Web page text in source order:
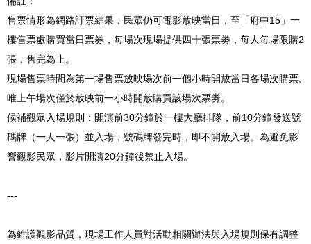
售票情形為網路訂票結果，民眾仍可電影放映當日，至「府中15」一
樓售票處購買當日票券，每場次現場提供四十張票劵，每人每場限購2
張，售完為止。
現場售票時間為第一場售票放映場次前一個小時開放當日各場次購票,
唯上午場次僅於放映前一小時開放購買該場次票劵。
候補觀眾入場規則：開演前30分鐘於一樓大廳排隊，前10分鐘發送號
碼牌（一人一張）並入場，號碼牌發完時，即不開放入場。為避免影
響觀影民眾，影片開演20分鐘後禁止入場。
---
為維護觀影品質，現場工作人員對活動相關辦法與入場規則保有調整